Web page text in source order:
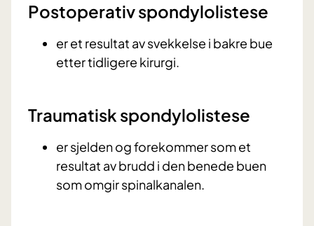
Postoperativ spondylolistese
er et resultat av svekkelse i bakre bue
etter tidligere kirurgi.
Traumatisk spondylolistese
er sjelden og forekommer som et
resultat av brudd i den benede buen
som omgir spinalkanalen.